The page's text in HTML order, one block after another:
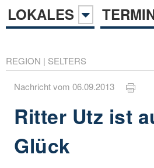
LOKALES
REGION | SELTERS
Nachricht vom 06.09.2013
Ritter Utz ist
Glück